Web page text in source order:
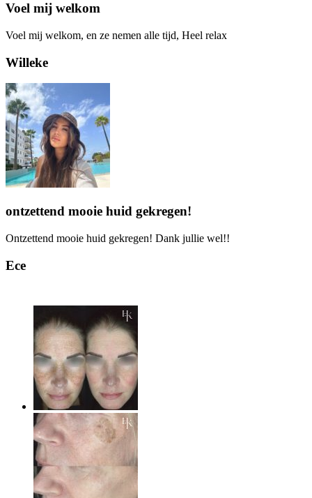
Voel mij welkom
Voel mij welkom, en ze nemen alle tijd, Heel relax
Willeke
ontzettend mooie huid gekregen!
Ontzettend mooie huid gekregen! Dank jullie wel!!
Ece